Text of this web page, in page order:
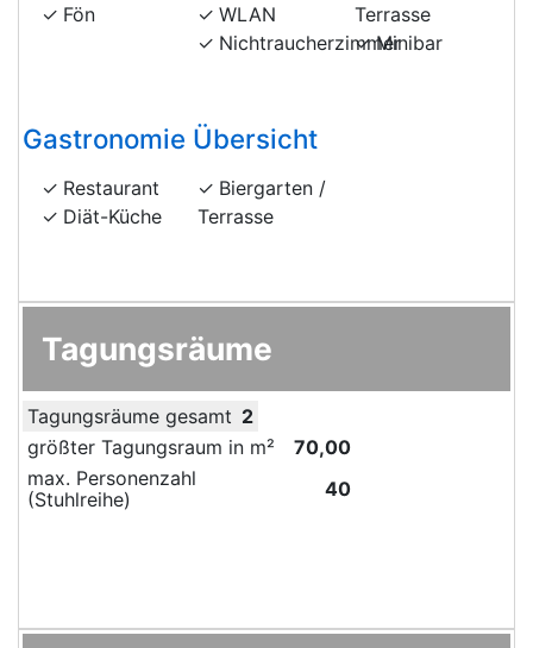
Fön
WLAN
Nichtraucherzimmer
Terrasse
Minibar
Gastronomie Übersicht
Restaurant
Diät-Küche
Biergarten /
Terrasse
Tagungsräume
Tagungsräume gesamt 2
größter Tagungsraum in m²
70,00
max. Personenzahl
(Stuhlreihe)
40